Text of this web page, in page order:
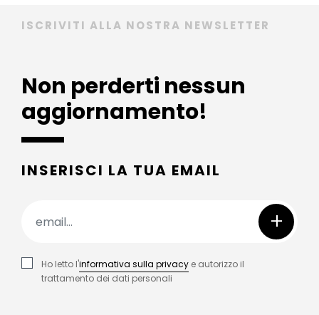
ISCRIVITI ALLA NOSTRA NEWSLETTER
Non perderti nessun
aggiornamento!
INSERISCI LA TUA EMAIL
+
Ho letto l'informativa sulla privacy e autorizzo il
trattamento dei dati personali